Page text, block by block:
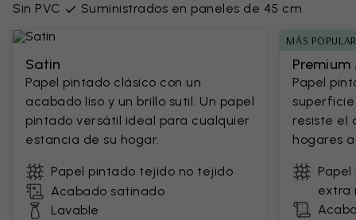
Sin PVC
Suministrados en paneles de 45 cm
Satin
Papel pintado clásico con un
acabado liso y un brillo sutil. Un papel
pintado versátil ideal para cualquier
estancia de su hogar.
Papel pintado tejido no tejido
Acabado satinado
Lavable
MÁS
Papel
resiste el
hogares
extra